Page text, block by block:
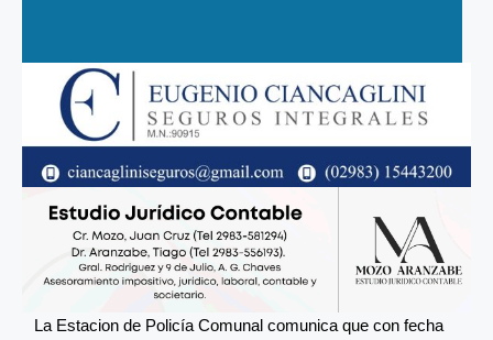
La Estacion de Policía Comunal comunica que con fecha